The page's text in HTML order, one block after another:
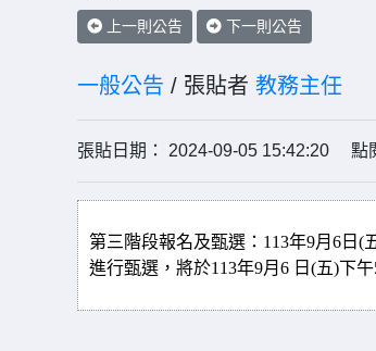
上一則公告 下一則公告
一般公告 / 張貼者 教務主任
張貼日期： 2024-09-05 15:42:20 點
第三階段報名及甄選：113年9月6日(
進行甄選，將於113年9月6 日(五)下